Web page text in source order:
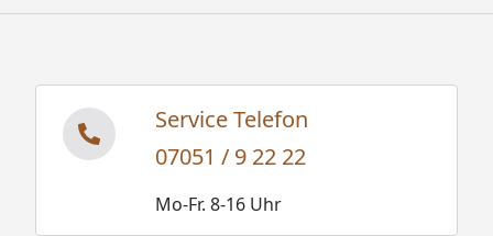
Service Telefon
07051 / 9 22 22
Mo-Fr. 8-16 Uhr